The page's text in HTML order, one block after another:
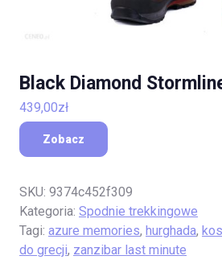
Black Diamond
439,00zł
Zobacz
SKU: 9374c452f309
Kategoria: Spodnie trekkingowe
Tagi: azure memories, hurghada,
do grecji, zanzibar last minute